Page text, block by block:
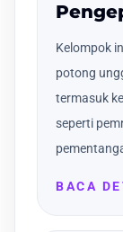
Kelompok
potong
termasuk
seperti
BACA